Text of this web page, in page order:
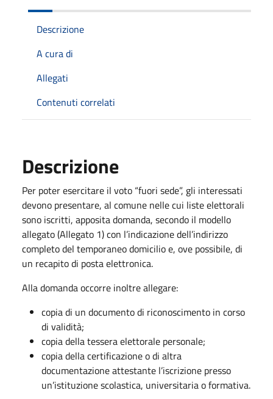
Descrizione
A cura di
Allegati
Contenuti correlati
Descrizione
Per poter esercitare il voto “fuori sede”, gli interessati
devono presentare, al comune nelle cui liste elettorali
sono iscritti, apposita domanda, secondo il modello
allegato (Allegato 1) con l’indicazione dell’indirizzo
completo del temporaneo domicilio e, ove possibile, di
un recapito di posta elettronica.
Alla domanda occorre inoltre allegare:
copia di un documento di riconoscimento in corso
di validità;
copia della tessera elettorale personale;
copia della certificazione o di altra
documentazione attestante l’iscrizione presso
un’istituzione scolastica, universitaria o formativa.